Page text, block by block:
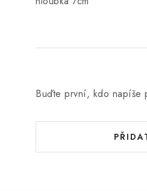
Buďte první, kdo napíše